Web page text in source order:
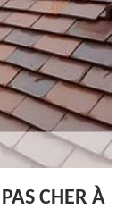
CHER À